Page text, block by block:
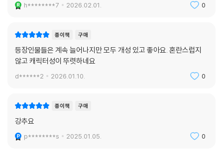
h********7 2026.02.01. 0
종이책 구매
등장인물들은 계속 늘어나지만 모두 개성 있고 좋아요. 혼란스럽지
않고 캐릭터성이 뚜렷하네요
d******2 2026.01.10. 0
종이책 구매
강추요
p********s 2025.01.05. 0